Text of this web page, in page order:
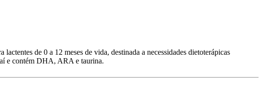
de 0 a 12 meses de vida, destinada a necessidades dietoterápicas
e contém DHA, ARA e taurina.